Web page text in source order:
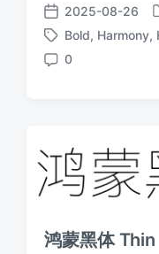
发
布
日
2025-08-26
标
签
Bold, Harmony,
评
0
鸿蒙黑体 Thin